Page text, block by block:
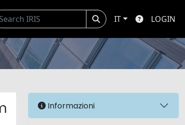
IT LOGIN
Informazioni